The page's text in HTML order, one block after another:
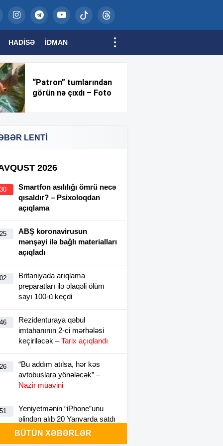
HADISƏ İDMAN
“Patron” tumlarından
görün nə çıxdı – Foto
LENTİ
2026
Smartfon asılılığı ömrü necə
qısaldır? – Psixoloqdan
açıqlama
ABŞ koronavirusun
mənşəyi ilə bağlı materialları
açıqladı
Britaniyada arıqlama
preparatları ilə əlaqəli ölüm
sayı 100-ü keçdi
Rezidenturaya qəbul
imtahanının 2-ci mərhələsi
keçiriləcək –Tarix açıqlandı
“Bu addım atılsa, hər kəs
avtobuslara yönələcək” –
Nazir müavini
Yeniyetmənin “iPhone”unu
əlindən alıb 20 Yanvarda satdı
–Video
BÜTÜN XƏBƏRLƏR